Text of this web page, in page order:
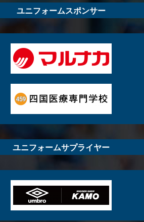
ユニフォームスポンサー
ユニフォームサプライヤー